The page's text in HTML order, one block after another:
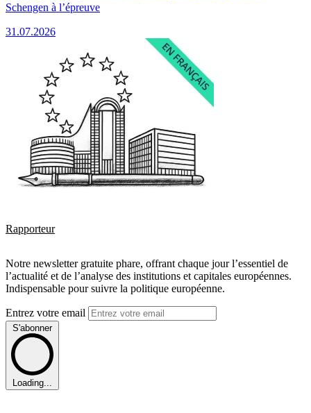
Schengen à l’épreuve
31.07.2026
Rapporteur
Notre newsletter gratuite phare, offrant chaque jour l’essentiel de
l’actualité et de l’analyse des institutions et capitales européennes.
Indispensable pour suivre la politique européenne.
Entrez votre email
S'abonner
Loading...